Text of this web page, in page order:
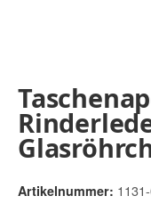
Artikelnummer: